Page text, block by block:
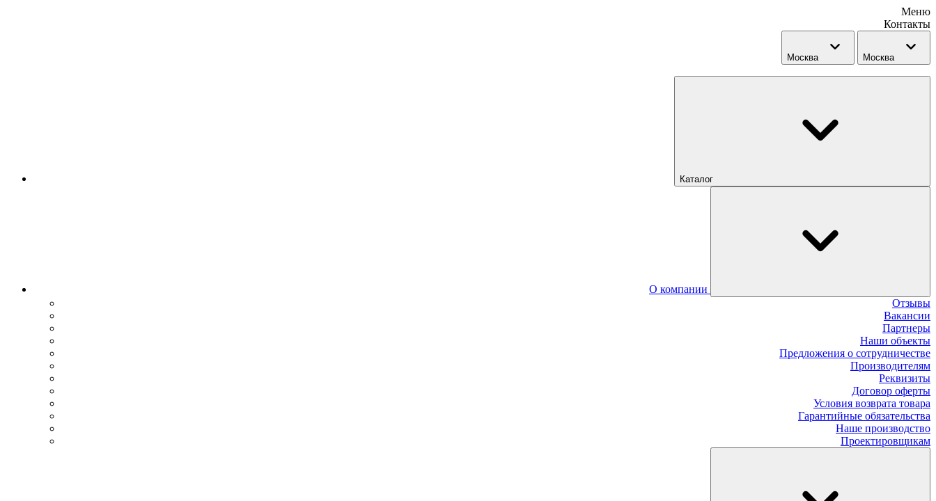
Меню
Контакты
Москва Москва
Каталог
О компании
Отзывы
Вакансии
Партнеры
Наши объекты
Предложения о сотрудничестве
Производителям
Реквизиты
Договор оферты
Условия возврата товара
Гарантийные обязательства
Наше производство
Проектировщикам